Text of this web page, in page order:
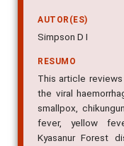
AUTOR(ES)
Simpson D I
RESUMO
This article
the viral
smallpox,
fever, yellow
Kyasanur Forest